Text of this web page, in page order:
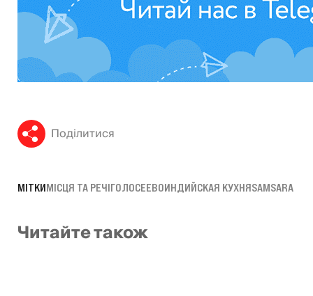
Поділитися
МІТКИМІСЦЯ ТА РЕЧІГОЛОСЕЕВОИНДИЙСКАЯ КУХНЯSAMSARA
Читайте також